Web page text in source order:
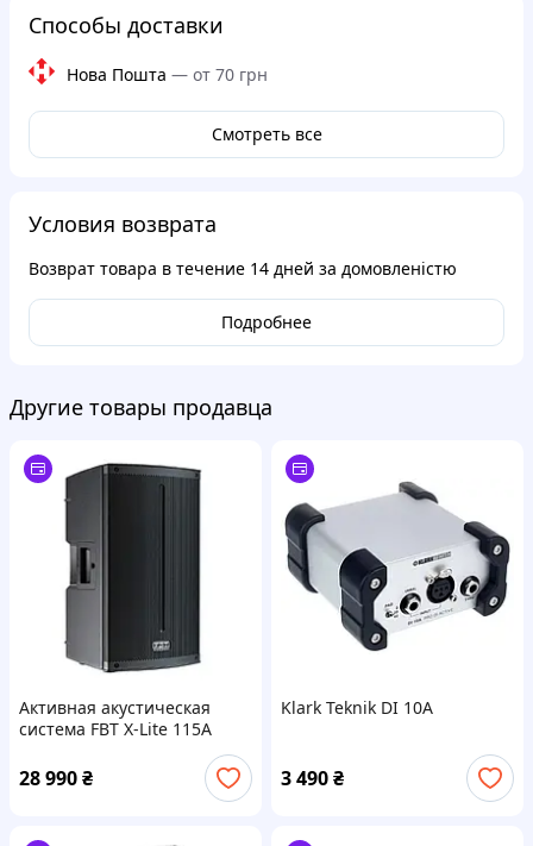
Способы доставки
Нова Пошта — от 70 грн
Смотреть все
Условия возврата
Возврат товара в течение 14 дней за домовленістю
Подробнее
Другие товары продавца
Активная акустическая
система FBT X-Lite 115A
28 990₴
Klark Teknik DI 10A
3 490₴